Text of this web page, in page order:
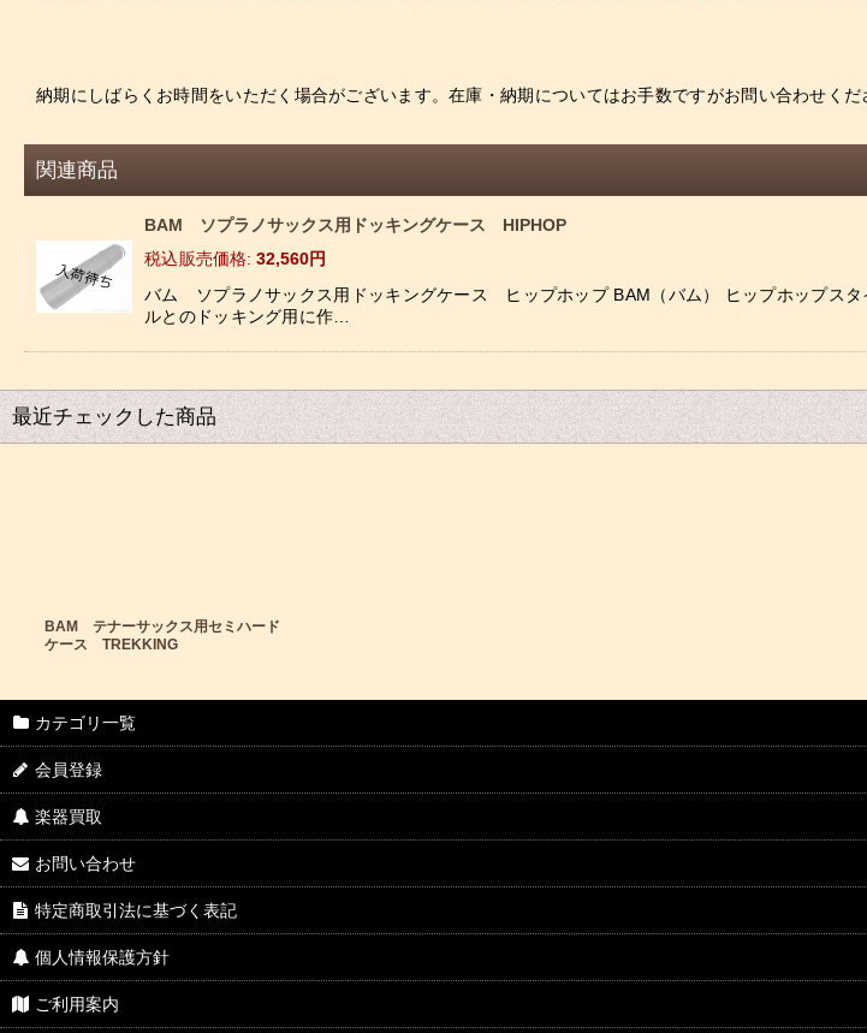
納期にしばらくお時間をいただく場合がございます。在庫・納期についてはお手数ですがお問い合わせくだ
関連商品
BAM ソプラノサックス用ドッキングケース HIPHOP
税込
: 32,560円
バム ソプラノサックス用ドッキングケース ヒップホップ BAM（バム） ヒップホップス
ルとのドッキング用に作…
最近チェックした商品
BAM テナーサックス用セミハード
ケース TREKKING
カテゴリ一覧
会員登録
楽器買取
お問い合わせ
特定商取引法に基づく表記
個人情報保護方針
ご利用案内